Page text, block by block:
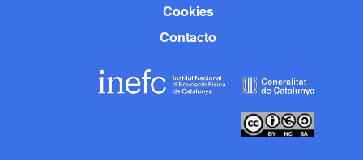
Cookies
Contacto